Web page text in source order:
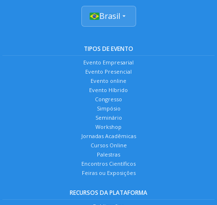
Brasil
TIPOS DE EVENTO
Evento Empresarial
Evento Presencial
Evento online
Evento Híbrido
Congresso
Simpósio
Seminário
Workshop
Jornadas Acadêmicas
Cursos Online
Palestras
Encontros Científicos
Feiras ou Exposições
RECURSOS DA PLATAFORMA